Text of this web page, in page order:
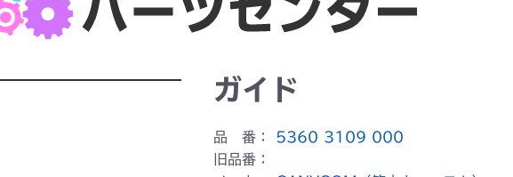
ガイド
品 番：
5360 3109 000
旧品番：